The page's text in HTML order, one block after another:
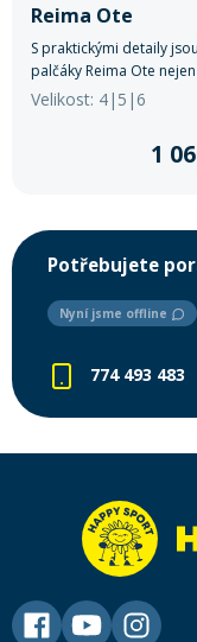
Reima Ote
S praktickými detaily jsou
palčáky Reima Ote nejen
skvělým funkčním
pro děti, ale také
zimní dobrodružství.
Velikost: 4|5|6
1
Potřebujete
Nyní jsme offline
774 493 483